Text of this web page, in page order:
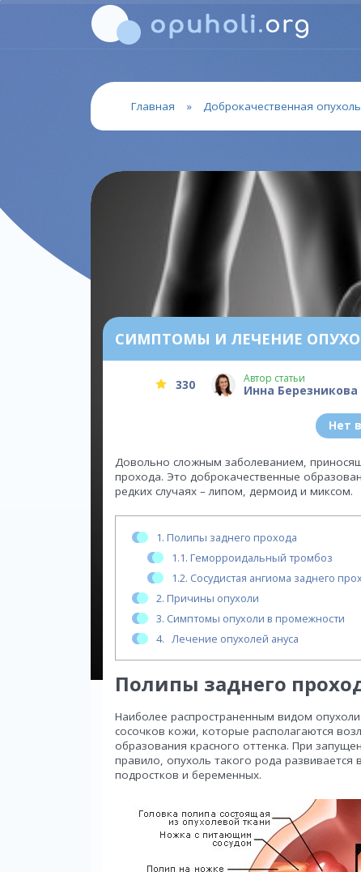
Главная » Доброкачественная опухоль
СИМПТОМЫ И ЛЕЧЕНИЕ
330 Автор статьи
Инна Березникова
Нет
Довольно сложным заболеванием,
прохода. Это доброкачественные
редких случаях – липом, дермоид и миксом.
1. Полипы заднего прохода
1.1. Геморроидальный тромбоз
1.2. Сосудистая ангиома заднего
2. Причины опухоли
3. Симптомы опухоли в промежности
4. Лечение опухолей ануса
Полипы заднего
Наиболее распространенным видом
сосочков кожи, которые располагаются
образования красного оттенка. При
правило, опухоль такого рода
подростков и беременных.